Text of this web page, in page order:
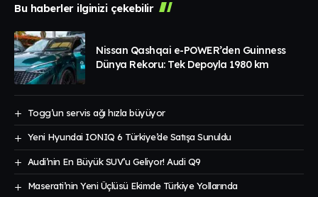
Bu haberler ilginizi çekebilir
Nissan Qashqai e-POWER’den Guinness
Dünya Rekoru: Tek Depoyla 1980 km
Togg’un servis ağı hızla büyüyor
Yeni Hyundai IONIQ 6 Türkiye’de Satışa Sunuldu
Audi’nin En Büyük SUV’u Geliyor! Audi Q9
Maserati’nin Yeni Üçlüsü Ekimde Türkiye Yollarında